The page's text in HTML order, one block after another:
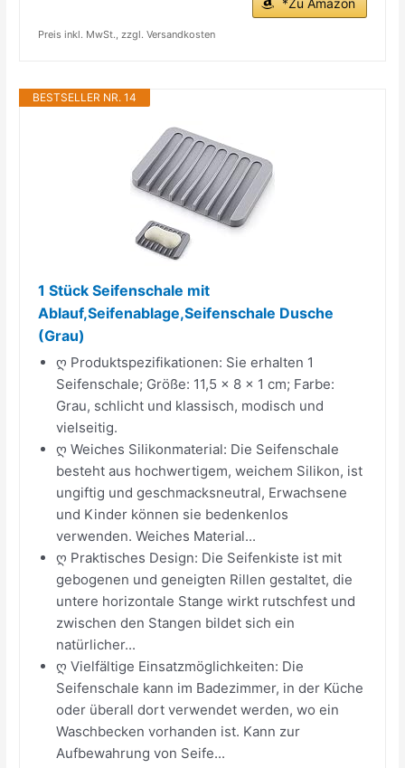
Preis inkl. MwSt., zzgl. Versandkosten
BESTSELLER NR. 14
1 Stück Seifenschale mit
Ablauf,Seifenablage,Seifenschale Dusche
(Grau)
ღ Produktspezifikationen: Sie erhalten 1
Seifenschale; Größe: 11,5 × 8 × 1 cm; Farbe:
Grau, schlicht und klassisch, modisch und
vielseitig.
ღ Weiches Silikonmaterial: Die Seifenschale
besteht aus hochwertigem, weichem Silikon, ist
ungiftig und geschmacksneutral, Erwachsene
und Kinder können sie bedenkenlos
verwenden. Weiches Material...
ღ Praktisches Design: Die Seifenkiste ist mit
gebogenen und geneigten Rillen gestaltet, die
untere horizontale Stange wirkt rutschfest und
zwischen den Stangen bildet sich ein
natürlicher...
ღ Vielfältige Einsatzmöglichkeiten: Die
Seifenschale kann im Badezimmer, in der Küche
oder überall dort verwendet werden, wo ein
Waschbecken vorhanden ist. Kann zur
Aufbewahrung von Seife...